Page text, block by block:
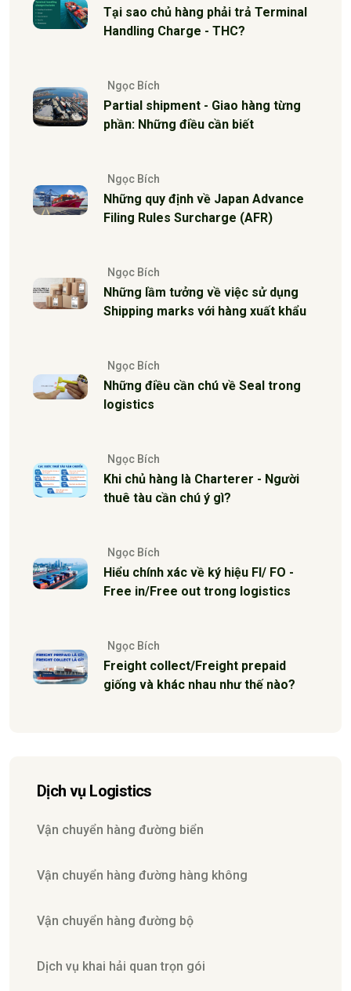
Tại sao chủ hàng phải trả Terminal
Handling Charge - THC?
Ngọc Bích
Partial shipment - Giao hàng từng
phần: Những điều cần biết
Ngọc Bích
Những quy định về Japan Advance
Filing Rules Surcharge (AFR)
Ngọc Bích
Những lầm tưởng về việc sử dụng
Shipping marks với hàng xuất khẩu
Ngọc Bích
Những điều cần chú về Seal trong
logistics
Ngọc Bích
Khi chủ hàng là Charterer - Người
thuê tàu cần chú ý gì?
Ngọc Bích
Hiểu chính xác về ký hiệu FI/ FO -
Free in/Free out trong logistics
Ngọc Bích
Freight collect/Freight prepaid
giống và khác nhau như thế nào?
Dịch vụ Logistics
Vận chuyển hàng đường biển
Vận chuyển hàng đường hàng không
Vận chuyển hàng đường bộ
Dịch vụ khai hải quan trọn gói